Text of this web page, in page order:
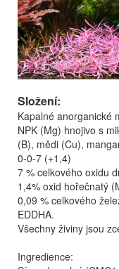
Složení:
Kapalné anorganické
NPK (Mg) hnojivo s
(B), mědi (Cu),
0-0-7 (+1,4)
7 % celkového oxidu
1,4% oxid hořečnatý
0,09 % celkového
EDDHA.
Všechny živiny jsou
Ingredience: